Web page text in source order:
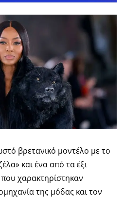
βρετανικό μοντέλο με το
και ένα από τα έξι
που χαρακτηρίστηκαν
της μόδας και τον